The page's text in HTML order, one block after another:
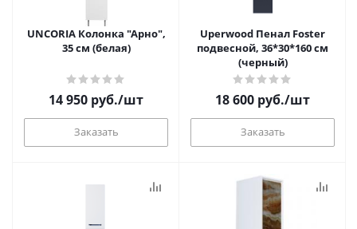
UNCORIA Колонка "Арно",
35 см (белая)
14 950 руб./шт
Заказать
Uperwood Пенал Foster
подвесной, 36*30*160 см
(черный)
18 600 руб./шт
Заказать